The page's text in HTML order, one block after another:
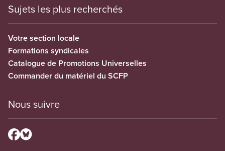
Sujets les plus recherchés
Votre section locale
Formations syndicales
Catalogue de Promotions Universelles
Commander du matériel du SCFP
Nous suivre